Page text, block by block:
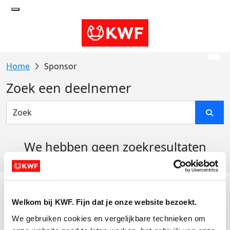
Welkom bij KWF. Fijn dat je onze website bezoekt.
We gebruiken cookies en vergelijkbare technieken om
Sponsor
Zoek een deelnemer
We hebben geen zoekresultaten
Actiematerialen
Evenementen